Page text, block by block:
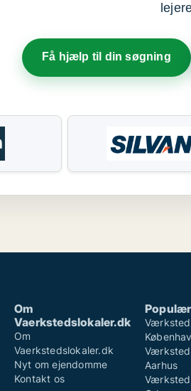
Få hjælp til din søgning
Om
Vaerkstedslokaler.dk
Om
Vaerkstedslokaler.dk
Nyt om ejendomme
Kontakt os
Aarhus